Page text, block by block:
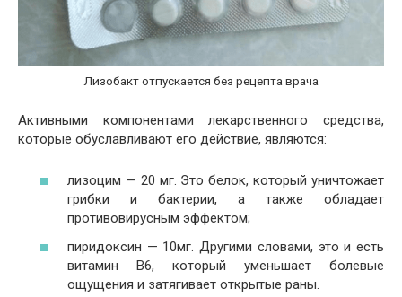
Лизобакт отпускается без рецепта врача
Активными компонентами лекарственного средства,
которые обуславливают его действие, являются:
лизоцим — 20 мг. Это белок, который уничтожает
грибки и бактерии, а также обладает
противовирусным эффектом;
пиридоксин — 10мг. Другими словами, это и есть
витамин В6, который уменьшает болевые
ощущения и затягивает открытые раны.